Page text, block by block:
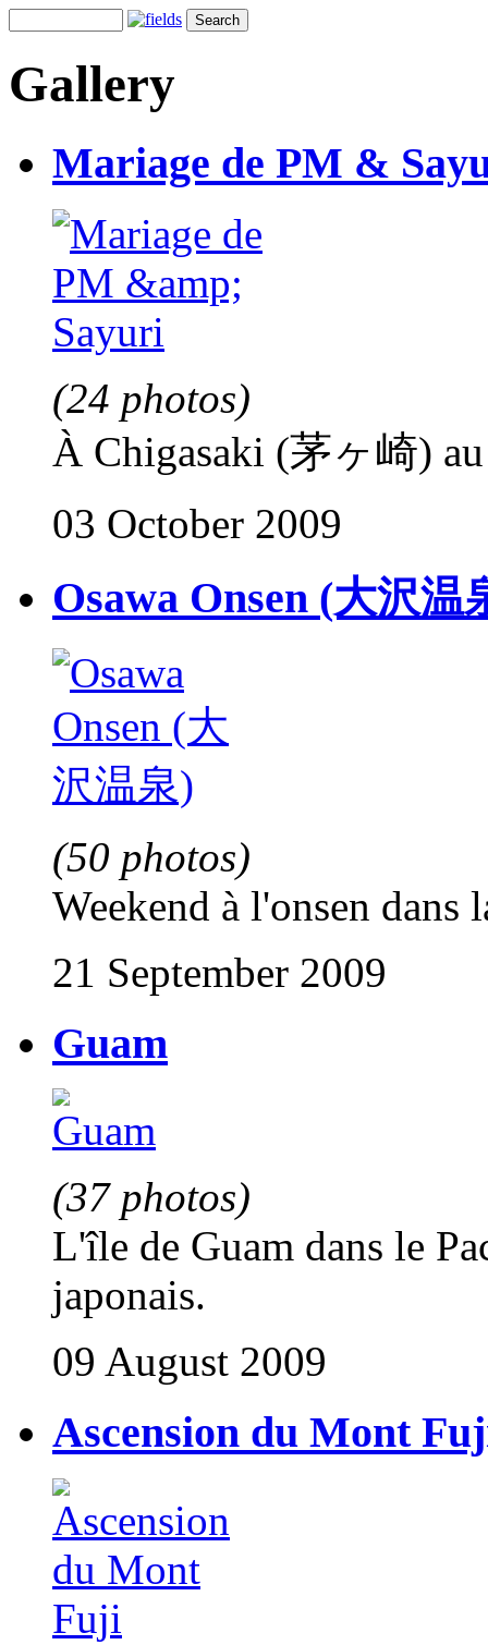
Gallery
Mariage de PM &
(24 photos)
À Chigasaki (茅ヶ崎)
03 October 2009
Osawa Onsen (大沢温
(50 photos)
Weekend à l'onsen dans
21 September 2009
Guam
(37 photos)
L'île de Guam dans le
japonais.
09 August 2009
Ascension du Mont